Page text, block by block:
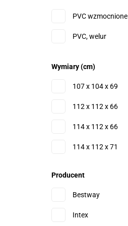
PVC wzmocnione
PVC, welur
Wymiary (cm)
107 x 104 x 69
112 x 112 x 66
114 x 112 x 66
114 x 112 x 71
Producent
Bestway
Intex